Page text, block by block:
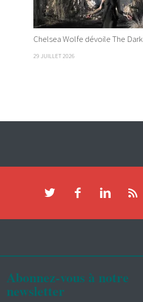
Chelsea Wolfe dévoile The Dark
29 JUILLET 2026
Abonnez-vous à notre
newsletter